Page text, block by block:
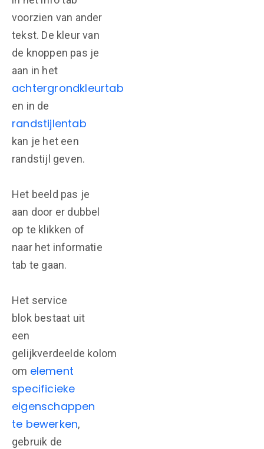
voorzien van ander
tekst. De kleur van
de knoppen pas je
aan in het
achtergrondkleurtab
en in de
randstijlentab
kan je het een
randstijl geven.
Het beeld pas je
aan door er dubbel
op te klikken of
naar het informatie
tab te gaan.
Het service
blok bestaat uit
een
gelijkverdeelde kolom
om element
specificieke
eigenschappen
te bewerken,
gebruik de